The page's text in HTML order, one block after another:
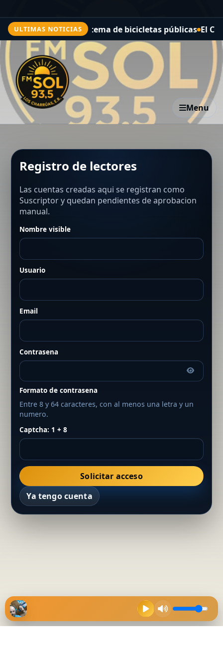
ULTIMAS NOTICIAS
en Paraná el sistema de bicicletas públicas El
Menu
Registro de lectores
Las cuentas creadas aqui se registran como
Suscriptor y quedan pendientes de aprobacion
manual.
Nombre visible
Usuario
Email
Contrasena
Formato de contrasena
Entre 8 y 64 caracteres, con al menos una letra y un
numero.
Captcha: 1 + 8
Solicitar acceso
Ya tengo cuenta